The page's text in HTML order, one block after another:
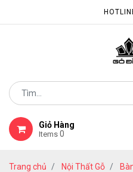
Giỏ Hàng
Items 0
Trang chủ Nội Thất Gỗ